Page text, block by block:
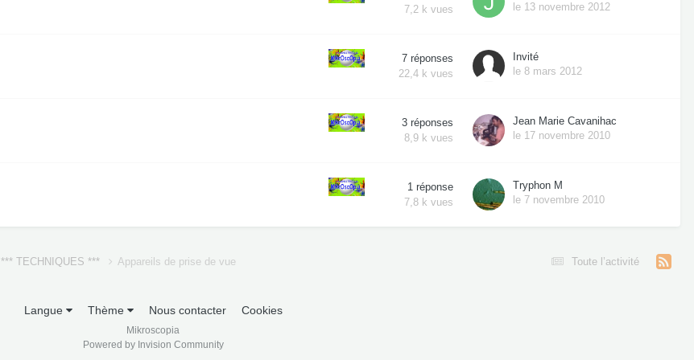
7,2 k vues le 13 novembre 2012
7 réponses
22,4 k vues
Invité
le 8 mars 2012
3 réponses
8,9 k vues
Jean Marie Cavanihac
le 17 novembre 2010
1 réponse
7,8 k vues
Tryphon M
le 7 novembre 2010
Toute l’activité
*** TECHNIQUES *** Appareils de prise de vue
Langue Thème Nous contacter Cookies
Mikroscopia
Powered by Invision Community